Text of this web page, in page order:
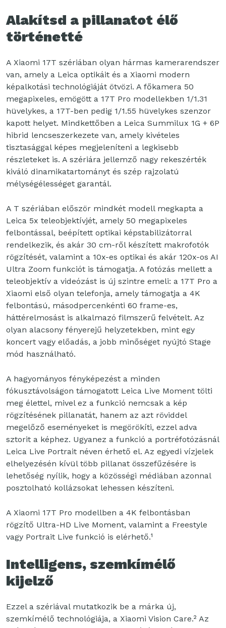
Alakítsd a pillanatot élő
történetté
A Xiaomi 17T szériában olyan hármas kamerarendszer
van, amely a Leica optikáit és a Xiaomi modern
képalkotási technológiáját ötvözi. A főkamera 50
megapixeles, emögött a 17T Pro modellekben 1/1.31
hüvelykes, a 17T-ben pedig 1/1.55 hüvelykes szenzor
kapott helyet. Mindkettőben a Leica Summilux 1G + 6P
hibrid lencseszerkezete van, amely kivételes
tisztasággal képes megjeleníteni a legkisebb
részleteket is. A szériára jellemző nagy rekeszérték
kiváló dinamikatartományt és szép rajzolatú
mélységélességet garantál.
A T szériában először mindkét modell megkapta a
Leica 5x teleobjektívjét, amely 50 megapixeles
felbontással, beépített optikai képstabilizátorral
rendelkezik, és akár 30 cm-ről készített makrofotók
rögzítését, valamint a 10x-es optikai és akár 120x-os AI
Ultra Zoom funkciót is támogatja. A fotózás mellett a
teleobjektív a videózást is új szintre emeli: a 17T Pro a
Xiaomi első olyan telefonja, amely támogatja a 4K
felbontású, másodpercenkénti 60 frame-es,
háttérelmosást is alkalmazó filmszerű felvételt. Az
olyan alacsony fényerejű helyzetekben, mint egy
koncert vagy előadás, a jobb minőséget nyújtó Stage
mód használható.
A hagyományos fényképezést a minden
fókusztávolságon támogatott Leica Live Moment tölti
meg élettel, mivel ez a funkció nemcsak a kép
rögzítésének pillanatát, hanem az azt röviddel
megelőző eseményeket is megörökíti, ezzel adva
sztorit a képhez. Ugyanez a funkció a portréfotózásnál
Leica Live Portrait néven érhető el. Az egyedi vízjelek
elhelyezésén kívül több pillanat összefűzésére is
lehetőség nyílik, hogy a közösségi médiában azonnal
posztolható kollázsokat lehessen készíteni.
A Xiaomi 17T Pro modellben a 4K felbontásban
rögzítő Ultra-HD Live Moment, valamint a Freestyle
vagy Portrait Live funkció is elérhető.¹
Intelligens, szemkímélő
kijelző
Ezzel a szériával mutatkozik be a márka új,
szemkímélő technológiája, a Xiaomi Vision Care.² Az